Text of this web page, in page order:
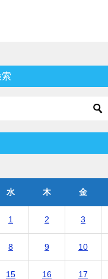
水 木 金
1 2 3
8 9 10
15 16 17